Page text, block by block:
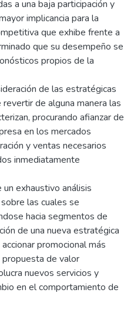
a una baja participación y
implicancia para la
que exhibe frente a
que su desempeño se
propios de la
de las estratégicas
de alguna manera las
procurando afianzar de
en los mercados
y ventas necesarios
inmediatamente
exhaustivo análisis
las cuales se
hacia segmentos de
de una nueva estratégica
promocional más
de valor
nuevos servicios y
en el comportamiento de